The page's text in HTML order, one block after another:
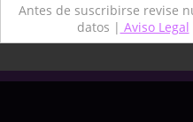
Antes de suscribirse revise
datos | Aviso Legal